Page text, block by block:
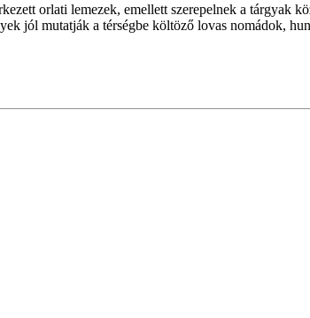
orlati lemezek, emellett szerepelnek a tárgyak
jól mutatják a térségbe költöző lovas nomádok,